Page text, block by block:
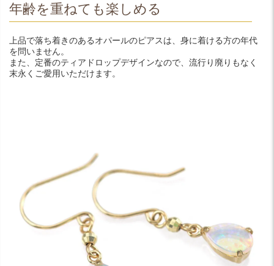
年齢を重ねても楽しめる
上品で落ち着きのあるオパールのピアスは、身に着ける方の年代
を問いません。
また、定番のティアドロップデザインなので、流行り廃りもなく
末永くご愛用いただけます。